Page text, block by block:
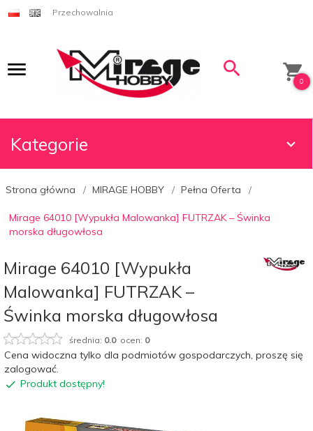
Przechowalnia
0
Kategorie
Strona główna MIRAGE HOBBY Pełna Oferta
Mirage 64010 [Wypukła Malowanka] FUTRZAK – Świnka
morska długowłosa
Mirage 64010 [Wypukła
Malowanka] FUTRZAK –
Świnka morska długowłosa
średnia: 0.0ocen: 0
Cena widoczna tylko dla podmiotów gospodarczych, proszę się
zalogować.
Produkt dostępny!